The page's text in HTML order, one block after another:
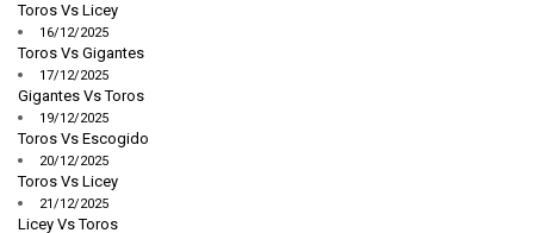
Toros Vs Licey
16/12/2025
Toros Vs Gigantes
17/12/2025
Gigantes Vs Toros
19/12/2025
Toros Vs Escogido
20/12/2025
Toros Vs Licey
21/12/2025
Licey Vs Toros